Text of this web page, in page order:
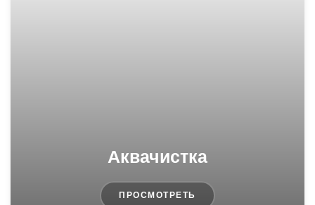
Аквачистка
ПРОСМОТРЕТЬ